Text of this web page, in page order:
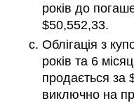
років до
$50,552,33.
Облігація з
років та 6
продається за
виключно на